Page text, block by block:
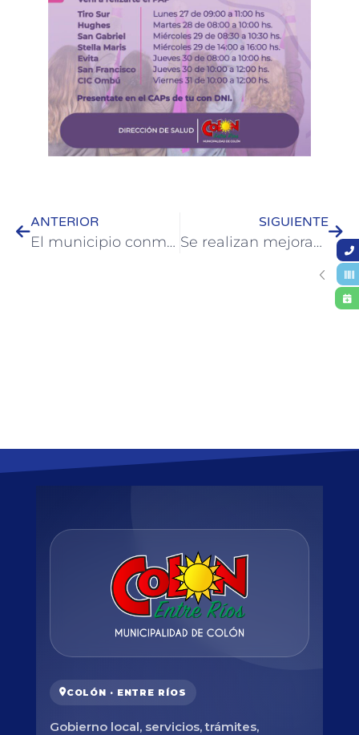
ANTERIOR
El municipio conmemorará el Día Internacional de Acción para la Salud de las Mujeres en Colón
SIGUIENTE
Se realizan mejoras en plaza Washington de Colón
COLÓN · ENTRE RÍOS
Gobierno local, servicios, trámites,